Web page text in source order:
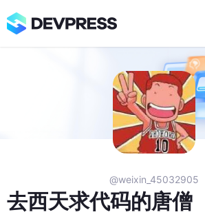
@weixin_45032905
去西天求代码的唐僧